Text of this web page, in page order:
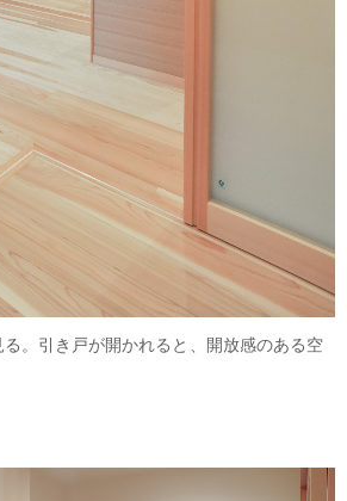
。引き戸が開かれると、開放感のある空